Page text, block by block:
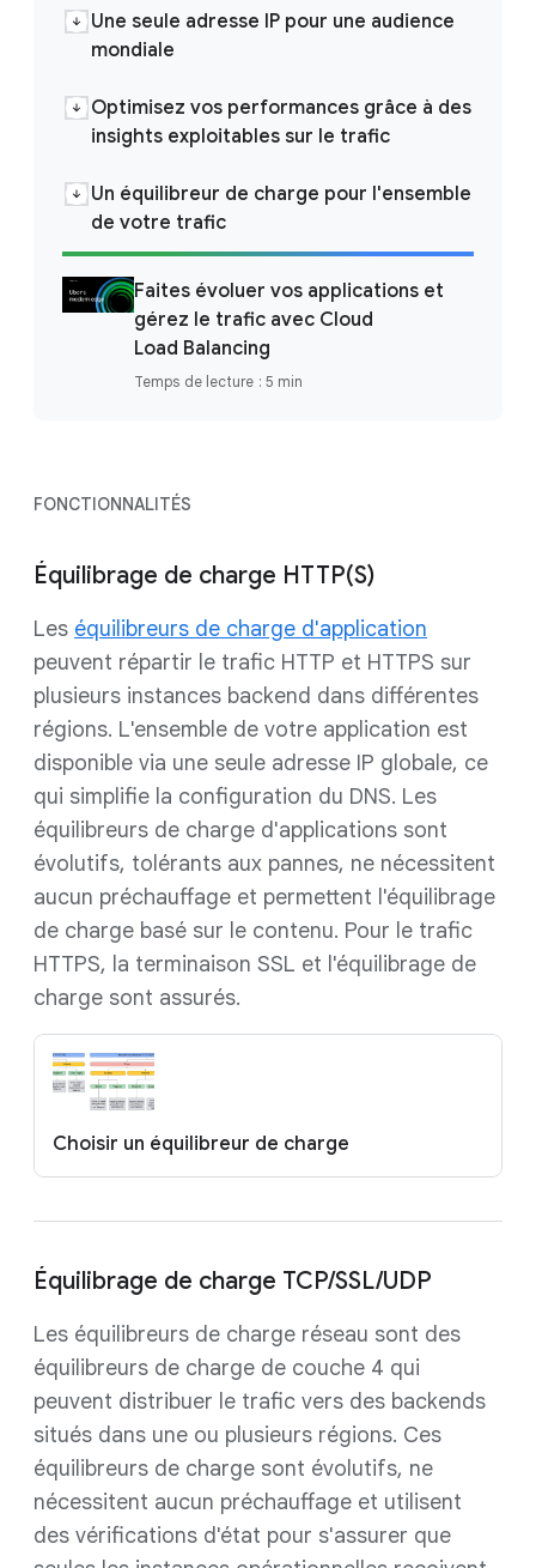
Une seule adresse IP pour une audience
mondiale
Optimisez vos performances grâce à des
insights exploitables sur le trafic
Un équilibreur de charge pour l'ensemble
de votre trafic
Faites évoluer vos applications et
gérez le trafic avec Cloud
Load Balancing
Temps de lecture : 5 min
FONCTIONNALITÉS
Équilibrage de charge HTTP(S)
Les équilibreurs de charge d'application
peuvent répartir le trafic HTTP et HTTPS sur
plusieurs instances backend dans différentes
régions. L'ensemble de votre application est
disponible via une seule adresse IP globale, ce
qui simplifie la configuration du DNS. Les
équilibreurs de charge d'applications sont
évolutifs, tolérants aux pannes, ne nécessitent
aucun préchauffage et permettent l'équilibrage
de charge basé sur le contenu. Pour le trafic
HTTPS, la terminaison SSL et l'équilibrage de
charge sont assurés.
Choisir un équilibreur de charge
Équilibrage de charge TCP/SSL/UDP
Les équilibreurs de charge réseau sont des
équilibreurs de charge de couche 4 qui
peuvent distribuer le trafic vers des backends
situés dans une ou plusieurs régions. Ces
équilibreurs de charge sont évolutifs, ne
nécessitent aucun préchauffage et utilisent
des vérifications d'état pour s'assurer que